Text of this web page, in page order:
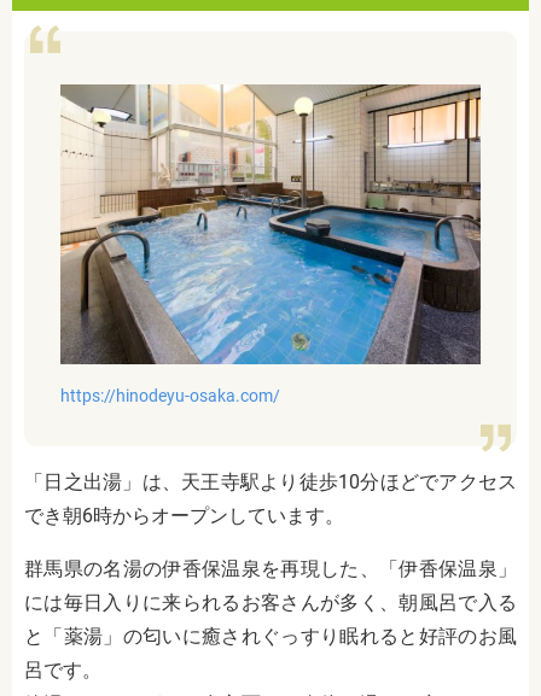
https://hinodeyu-osaka.com/
「日之出湯」は、天王寺駅より徒歩10分ほどでアクセス
でき朝6時からオープンしています。
群馬県の名湯の伊香保温泉を再現した、「伊香保温泉」
には毎日入りに来られるお客さんが多く、朝風呂で入る
と「薬湯」の匂いに癒されぐっすり眠れると好評のお風
呂です。